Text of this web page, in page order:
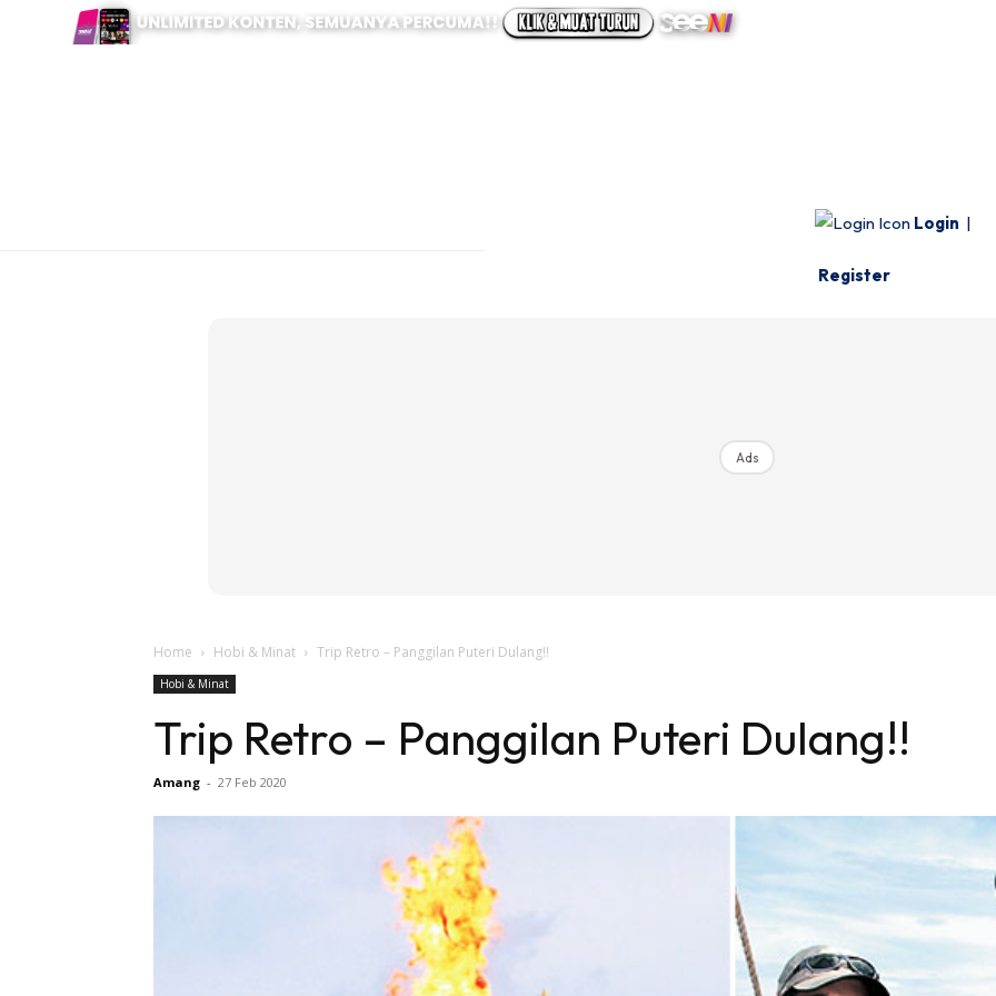
Login |
Register
Ads
Home Hobi & Minat Trip Retro – Panggilan Puteri Dulang!!
Hobi & Minat
Trip Retro – Panggilan Puteri Dulang!!
Amang - 27 Feb 2020